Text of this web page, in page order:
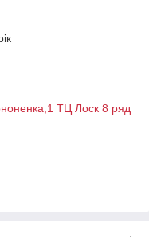
ТЦ Лоск 8 ряд